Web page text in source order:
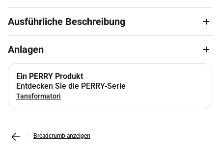
Ausführliche Beschreibung
Anlagen
Ein PERRY Produkt
Entdecken Sie die PERRY-Serie
Tansformatori
Breadcrumb anzeigen